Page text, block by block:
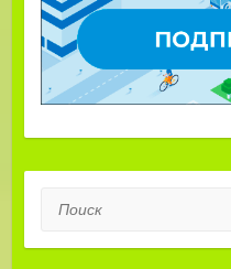
Поиск